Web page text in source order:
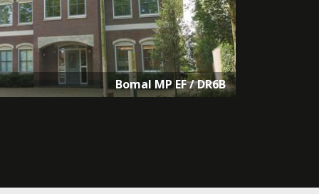
Bomal MP EF / DR6B